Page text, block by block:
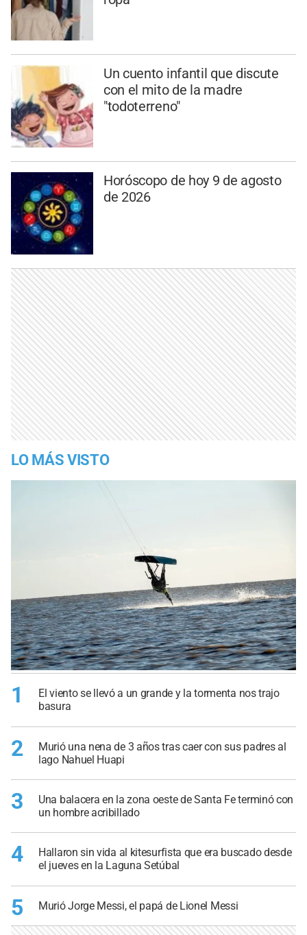
Un cuento infantil que discute
con el mito de la madre
"todoterreno"
Horóscopo de hoy 9 de agosto
de 2026
LO MÁS VISTO
1
El viento se llevó a un grande y la tormenta nos trajo
basura
2
Murió una nena de 3 años tras caer con sus padres al
lago Nahuel Huapi
3
Una balacera en la zona oeste de Santa Fe terminó con
un hombre acribillado
4
Hallaron sin vida al kitesurfista que era buscado desde
el jueves en la Laguna Setúbal
5 Murió Jorge Messi, el papá de Lionel Messi